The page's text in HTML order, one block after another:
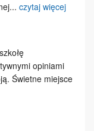
... czytaj więcej
opiniami
Świetne miejsce